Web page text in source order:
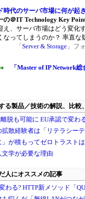
時代のサーバ市場に何が起
の＠IT Technology Key Point
え、サーバ市場はどう変化
なってしまうのか？ 率直な
「 Server & Storage 」フ
「Master of IP Network総